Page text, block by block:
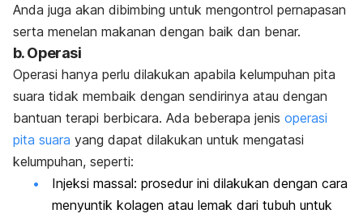
Anda juga akan dibimbing untuk mengontrol pernapasan
serta menelan makanan dengan baik dan benar.
b. Operasi
Operasi hanya perlu dilakukan apabila kelumpuhan pita
suara tidak membaik dengan sendirinya atau dengan
bantuan terapi berbicara. Ada beberapa jenis operasi
pita suara yang dapat dilakukan untuk mengatasi
kelumpuhan, seperti:
Injeksi massal: prosedur ini dilakukan dengan cara
menyuntik kolagen atau lemak dari tubuh untuk